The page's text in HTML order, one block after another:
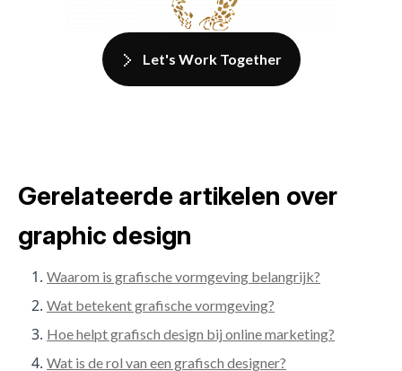
Let's Work Together
Gerelateerde artikelen over
graphic design
Waarom is grafische vormgeving belangrijk?
Wat betekent grafische vormgeving?
Hoe helpt grafisch design bij online marketing?
Wat is de rol van een grafisch designer?